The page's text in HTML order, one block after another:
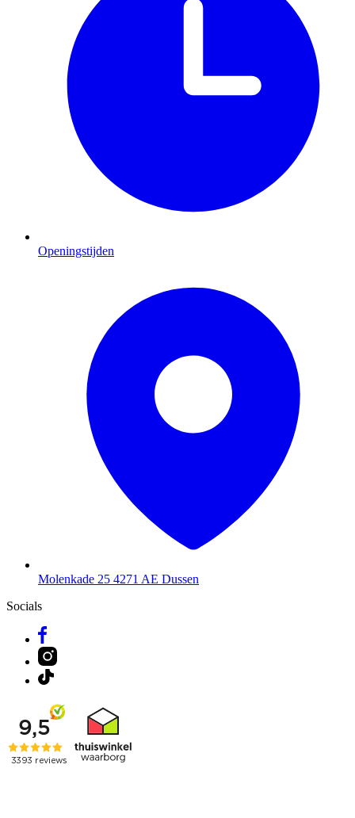
Openingstijden
Molenkade 25 4271 AE Dussen
Socials